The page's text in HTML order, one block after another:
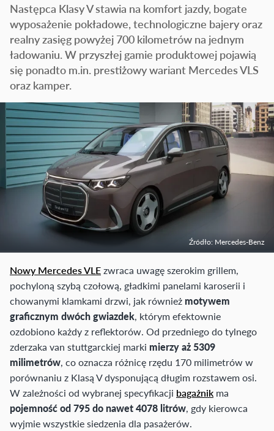
Następca Klasy V stawia na komfort jazdy, bogate
wyposażenie pokładowe, technologiczne bajery oraz
realny zasięg powyżej 700 kilometrów na jednym
ładowaniu. W przyszłej gamie produktowej pojawią
się ponadto m.in. prestiżowy wariant Mercedes VLS
oraz kamper.
Źródło: Mercedes-Benz
Nowy Mercedes VLEzwraca uwagę szerokim grillem,
pochyloną szybą czołową, gładkimi panelami karoserii i
chowanymi klamkami drzwi, jak również motywem
graficznym dwóch gwiazdek, którym efektownie
ozdobiono każdy z reflektorów. Od przedniego do tylnego
zderzaka van stuttgarckiej marki mierzy aż 5309
milimetrów, co oznacza różnicę rzędu 170 milimetrów w
porównaniu z Klasą V dysponującą długim rozstawem osi.
W zależności od wybranej specyfikacji bagażnik ma
pojemność od 795 do nawet 4078 litrów, gdy kierowca
wyjmie wszystkie siedzenia dla pasażerów.